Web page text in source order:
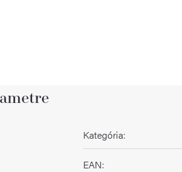
Kategória:
EAN: